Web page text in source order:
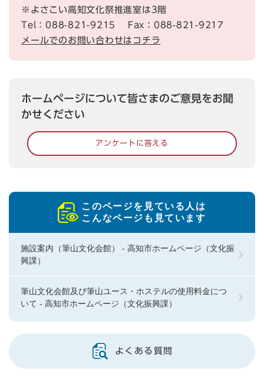
※よさこい高知文化祭推進室は3階
Tel：088-821-9215
Fax：088-821-9217
メールでのお問い合わせはコチラ
ホームページについて皆さまのご意見をお聞
かせください
アンケートに答える
このページを見ている人は
こんなページも見ています
施設案内（筆山文化会館） - 高知市ホームページ（文化振
興課）
筆山文化会館及び筆山ユース・ホステルの使用料金につ
いて - 高知市ホームページ（文化振興課）
よくある質問